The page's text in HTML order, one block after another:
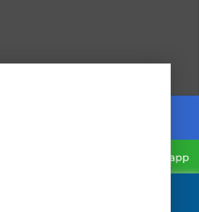
Powered by Nexura